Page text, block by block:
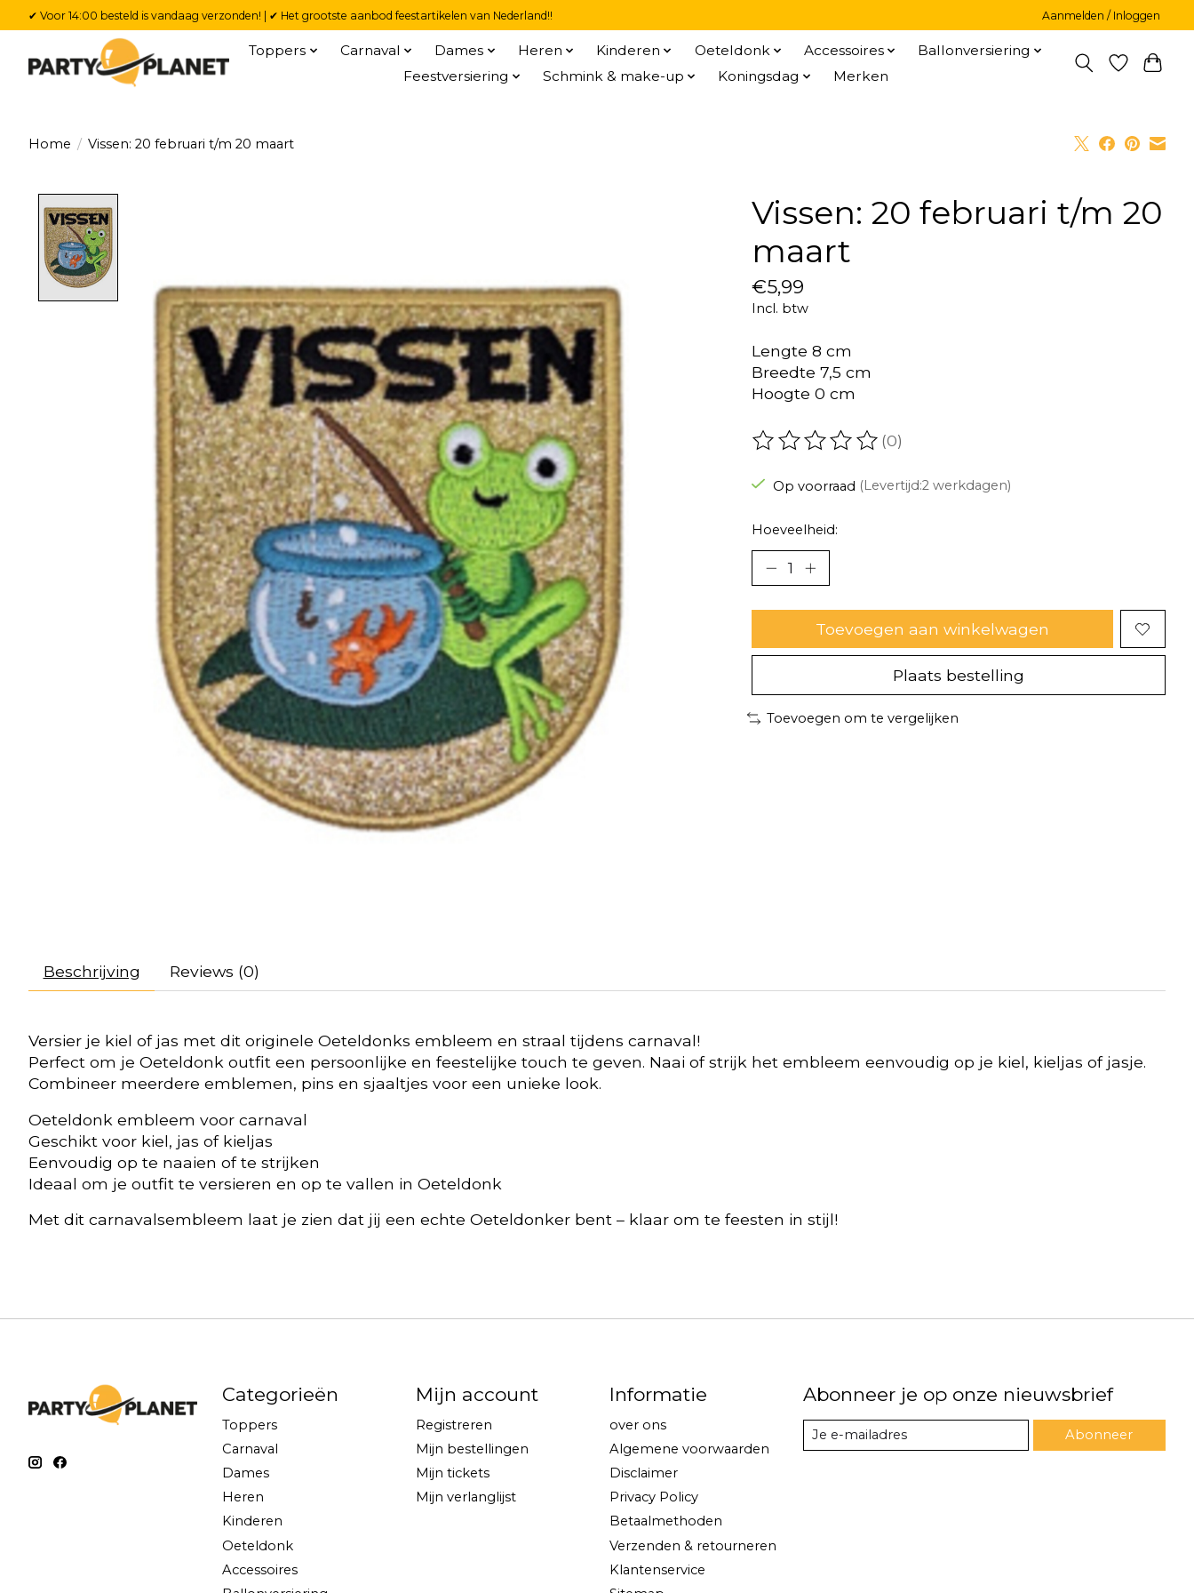
✔ Voor 14:00 besteld is vandaag verzonden! | ✔ Het grootste aanbod feestartikelen van Nederland!! Aanmelden / Inloggen
Toppers Carnaval Dames Heren Kinderen Oeteldonk Accessoires
Ballonversiering
Feestversiering
Schmink & make-up Koningsdag Merken
Home / Vissen: 20 februari t/m 20 maart
Vissen: 20 februari t/m 20
maart
€5,99
Incl. btw
Lengte 8 cm
Breedte 7,5 cm
Hoogte 0 cm
De beoordeling van dit product is
(0)
Op voorraad (Levertijd:2 werkdagen)
Hoeveelheid:
Toevoegen aan winkelwagen
Plaats bestelling
Toevoegen om te vergelijken
Beschrijving Reviews (0)
Versier je kiel of jas met dit originele Oeteldonks embleem en straal tijdens carnaval!
Perfect om je Oeteldonk outfit een persoonlijke en feestelijke touch te geven. Naai of strijk het embleem eenvoudig op je kiel, kieljas of jasje.
Combineer meerdere emblemen, pins en sjaaltjes voor een unieke look.
Oeteldonk embleem voor carnaval
Geschikt voor kiel, jas of kieljas
Eenvoudig op te naaien of te strijken
Ideaal om je outfit te versieren en op te vallen in Oeteldonk
Met dit carnavalsembleem laat je zien dat jij een echte Oeteldonker bent – klaar om te feesten in stijl!
Categorieën
Toppers
Carnaval
Dames
Heren
Kinderen
Oeteldonk
Accessoires
Mijn account
Registreren
Mijn bestellingen
Mijn tickets
Mijn verlanglijst
Informatie
over ons
Algemene voorwaarden
Disclaimer
Privacy Policy
Betaalmethoden
Verzenden & retourneren
Klantenservice
Abonneer je op onze nieuwsbrief
Abonneer